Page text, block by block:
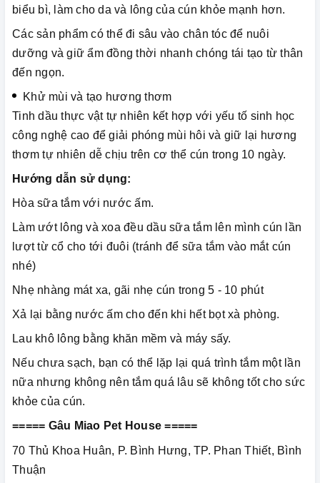
biểu bì, làm cho da và lông của cún khỏe mạnh hơn.
Các sản phẩm có thể đi sâu vào chân tóc để nuôi
dưỡng và giữ ẩm đồng thời nhanh chóng tái tạo từ thân
đến ngọn.
Khử mùi và tạo hương thơm
Tinh dầu thực vật tự nhiên kết hợp với yếu tố sinh học
công nghệ cao để giải phóng mùi hôi và giữ lại hương
thơm tự nhiên dễ chịu trên cơ thể cún trong 10 ngày.
Hướng dẫn sử dụng:
Hòa sữa tắm với nước ấm.
Làm ướt lông và xoa đều dầu sữa tắm lên mình cún lần
lượt từ cổ cho tới đuôi (tránh để sữa tắm vào mắt cún
nhé)
Nhẹ nhàng mát xa, gãi nhẹ cún trong 5 - 10 phút
Xả lại bằng nước ấm cho đến khi hết bọt xà phòng.
Lau khô lông bằng khăn mềm và máy sấy.
Nếu chưa sạch, bạn có thể lặp lại quá trình tắm một lần
nữa nhưng không nên tắm quá lâu sẽ không tốt cho sức
khỏe của cún.
===== Gâu Miao Pet House =====
70 Thủ Khoa Huân, P. Bình Hưng, TP. Phan Thiết, Bình
Thuận